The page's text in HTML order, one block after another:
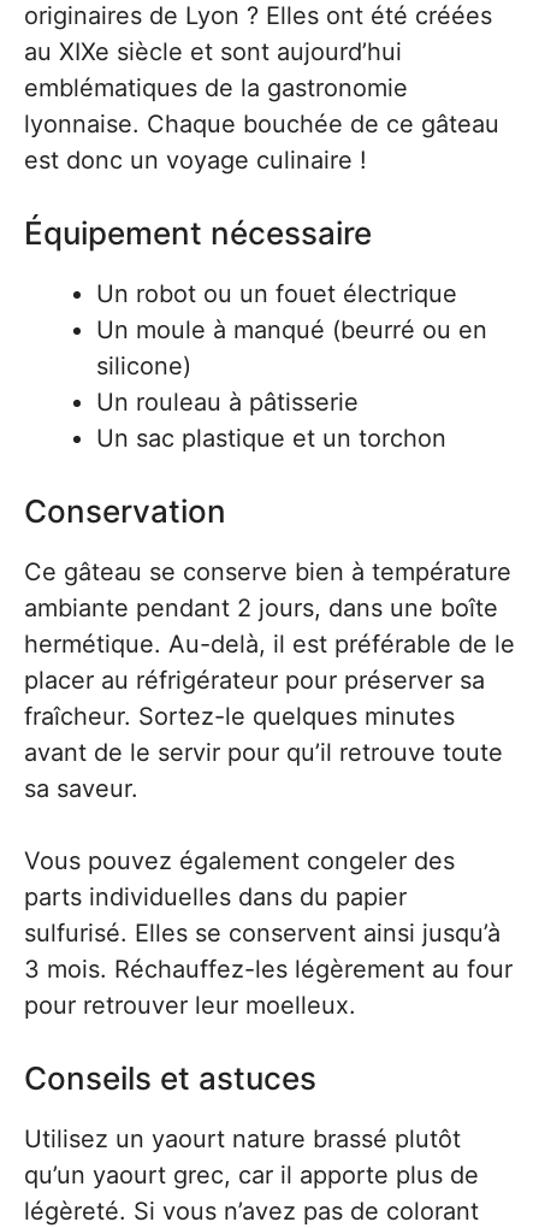
originaires de Lyon ? Elles ont été créées
au XIXe siècle et sont aujourd’hui
emblématiques de la gastronomie
lyonnaise. Chaque bouchée de ce gâteau
est donc un voyage culinaire !
Équipement nécessaire
Un robot ou un fouet électrique
Un moule à manqué (beurré ou en
silicone)
Un rouleau à pâtisserie
Un sac plastique et un torchon
Conservation
Ce gâteau se conserve bien à température
ambiante pendant 2 jours, dans une boîte
hermétique. Au-delà, il est préférable de le
placer au réfrigérateur pour préserver sa
fraîcheur. Sortez-le quelques minutes
avant de le servir pour qu’il retrouve toute
sa saveur.
Vous pouvez également congeler des
parts individuelles dans du papier
sulfurisé. Elles se conservent ainsi jusqu’à
3 mois. Réchauffez-les légèrement au four
pour retrouver leur moelleux.
Conseils et astuces
Utilisez un yaourt nature brassé plutôt
qu’un yaourt grec, car il apporte plus de
légèreté. Si vous n’avez pas de colorant